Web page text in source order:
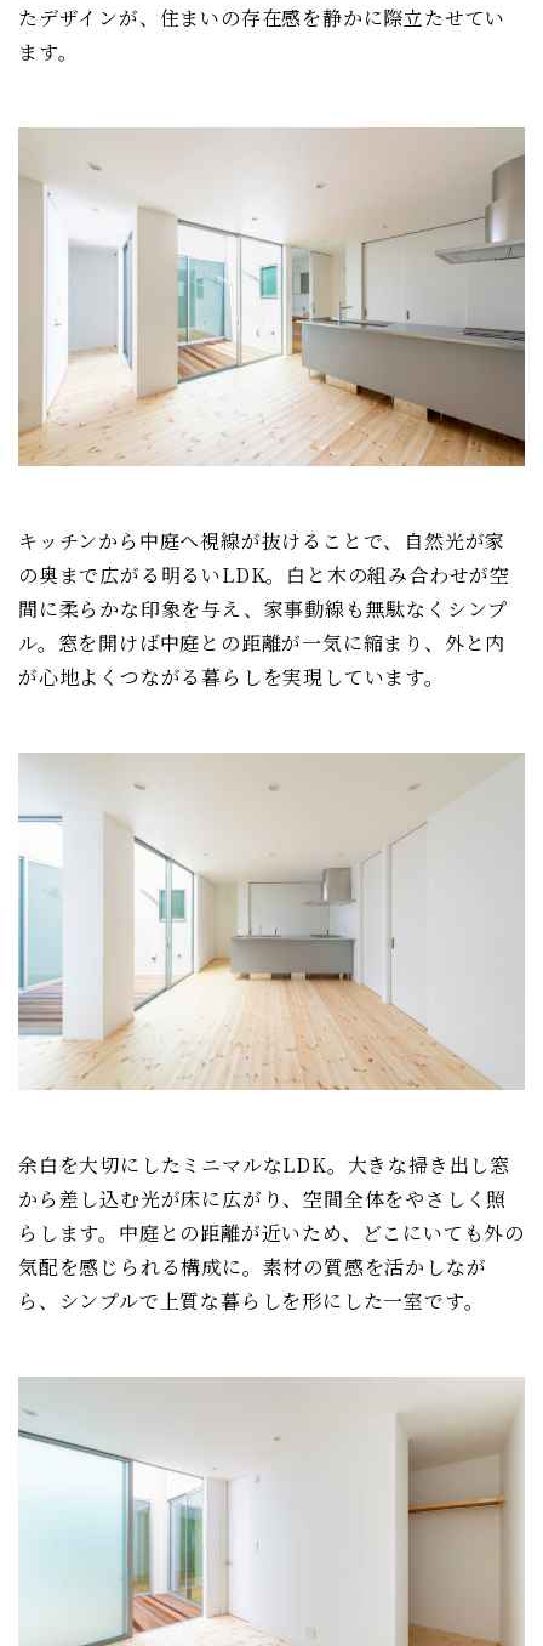
たデザインが、住まいの存在感を静かに際立たせてい
ます。
キッチンから中庭へ視線が抜けることで、自然光が家
の奥まで広がる明るいLDK。白と木の組み合わせが空
間に柔らかな印象を与え、家事動線も無駄なくシンプ
ル。窓を開けば中庭との距離が一気に縮まり、外と内
が心地よくつながる暮らしを実現しています。
余白を大切にしたミニマルなLDK。大きな掃き出し窓
から差し込む光が床に広がり、空間全体をやさしく照
らします。中庭との距離が近いため、どこにいても外の
気配を感じられる構成に。素材の質感を活かしなが
ら、シンプルで上質な暮らしを形にした一室です。